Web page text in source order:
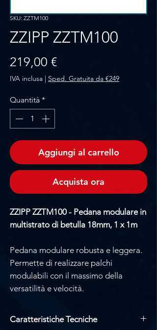
SKU: ZZTM100
ZZIPP ZZTM100
219,00 €Prezzo
IVA inclusa | Sped. Gratuita da €249
Quantità *
Aggiungi al carrello
Acquista ora
ZZIPP ZZTM100 - Pedana modulare in
multistrato di betulla 18mm, 1 x 1m
Pedana modulare robusta e leggera.
Permette di realizzare palchi
modulabili con il massimo della
versatilità e velocità.
Caratteristiche Tecniche